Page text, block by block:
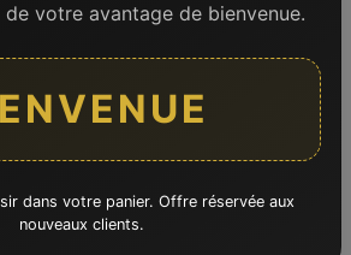
votre avantage de bienvenue.
dans votre panier. Offre réservée aux
nouveaux clients.